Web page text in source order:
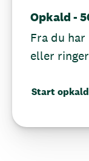
Opkald -
Fra du
eller
Start opkald